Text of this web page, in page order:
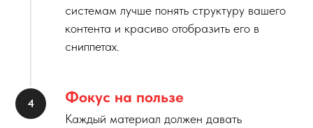
системам лучше понять структуру вашего
контента и красиво отобразить его в
сниппетах.
Фокус на пользе
Каждый материал должен давать